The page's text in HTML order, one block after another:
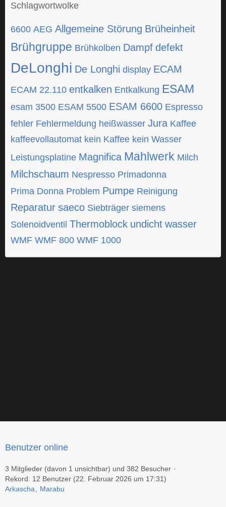
Schlagwortwolke
6600 AEG Allgemeine Störung Brüheinheit
Brühgruppe Brühkolben Dampf defekt
DeLonghi De Longhi display ECAM
ECAM 22.110 entkalken Entkalkung ESAM
esam 3500 ESAM 5500 ESAM 6600 Espresso
fehler Fehlermeldung heißwasser Jura Kaffee
kaffeevollautomat kein Kaffee kein Wasser
Leistungsplatine Magnifica Mahlwerk Milch
Milchschaum Nespresso Primadonna
Prima Donna Problem Pumpe Reinigung
Reparatur saeco Siebträger siemens
Solenoidventil Thermoblock undicht wasser
WMF WMF 800 WMF 1000
Benutzer online
3 Mitglieder (davon 1 unsichtbar) und 382 Besucher
Rekord: 12 Benutzer (22. Februar 2026 um 17:31)
Arkascha
Marabu